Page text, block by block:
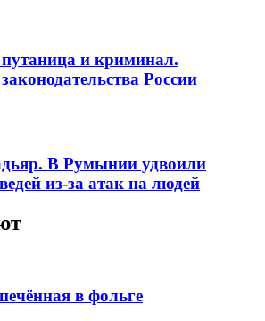
и криминал.
России
В Румынии удвоили
из-за атак на людей
в фольге